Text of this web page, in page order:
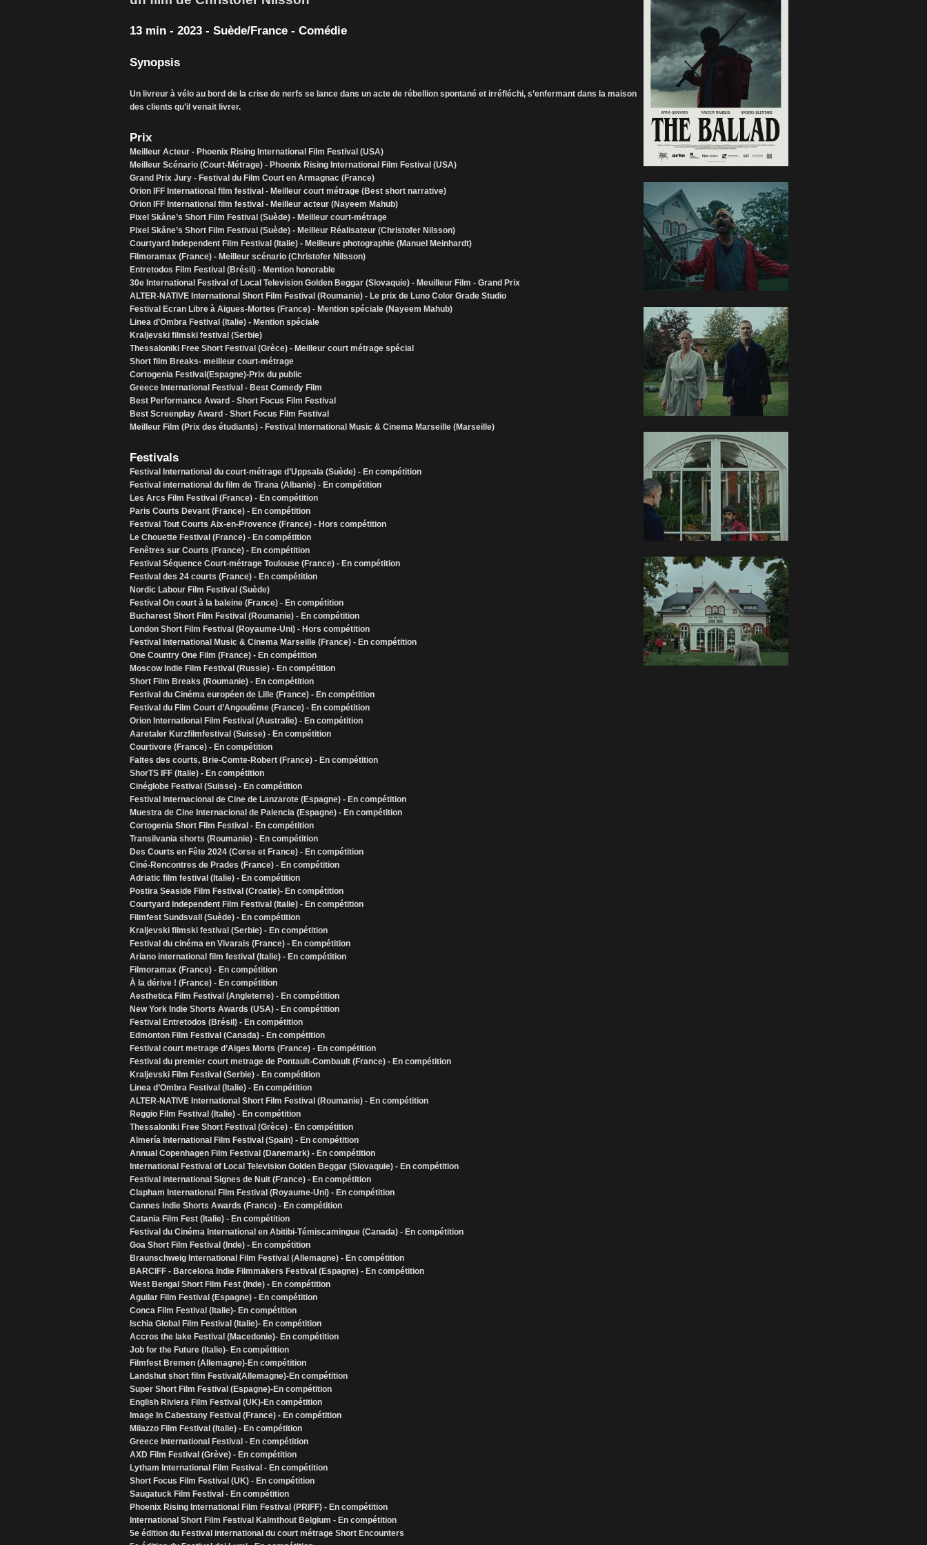
13 min - 2023 - Suède/France - Comédie
Synopsis
Un livreur à vélo au bord de la crise de nerfs se lance dans un acte de rébellion spontané et irréfléchi, s’enfermant dans la maison
des clients qu’il venait livrer.
Prix
Meilleur Acteur - Phoenix Rising International Film Festival (USA)
Meilleur Scénario (Court-Métrage) - Phoenix Rising International Film Festival (USA)
Grand Prix Jury - Festival du Film Court en Armagnac (France)
Orion IFF International film festival - Meilleur court métrage (Best short narrative)
Orion IFF International film festival - Meilleur acteur (Nayeem Mahub)
Pixel Skåne’s Short Film Festival (Suède) - Meilleur court-métrage
Pixel Skåne’s Short Film Festival (Suède) - Meilleur Réalisateur (Christofer Nilsson)
Courtyard Independent Film Festival (Italie) - Meilleure photographie (Manuel Meinhardt)
Filmoramax (France) - Meilleur scénario (Christofer Nilsson)
Entretodos Film Festival (Brésil) - Mention honorable
30e International Festival of Local Television Golden Beggar (Slovaquie) - Meuilleur Film - Grand Prix
ALTER-NATIVE International Short Film Festival (Roumanie) - Le prix de Luno Color Grade Studio
Festival Ecran Libre à Aigues-Mortes (France) - Mention spéciale (Nayeem Mahub)
Linea d’Ombra Festival (Italie) - Mention spéciale
Kraljevski filmski festival (Serbie)
Thessaloniki Free Short Festival (Grèce) - Meilleur court métrage spécial
Short film Breaks- meilleur court-métrage
Cortogenia Festival(Espagne)-Prix du public
Greece International Festival - Best Comedy Film
Best Performance Award - Short Focus Film Festival
Best Screenplay Award - Short Focus Film Festival
Meilleur Film (Prix des étudiants) - Festival International Music & Cinema Marseille (Marseille)
Festivals
Festival International du court-métrage d’Uppsala (Suède) - En compétition
Festival international du film de Tirana (Albanie) - En compétition
Les Arcs Film Festival (France) - En compétition
Paris Courts Devant (France) - En compétition
Festival Tout Courts Aix-en-Provence (France) - Hors compétition
Le Chouette Festival (France) - En compétition
Fenêtres sur Courts (France) - En compétition
Festival Séquence Court-métrage Toulouse (France) - En compétition
Festival des 24 courts (France) - En compétition
Nordic Labour Film Festival (Suède)
Festival On court à la baleine (France) - En compétition
Bucharest Short Film Festival (Roumanie) - En compétition
London Short Film Festival (Royaume-Uni) - Hors compétition
Festival International Music & Cinema Marseille (France) - En compétition
One Country One Film (France) - En compétition
Moscow Indie Film Festival (Russie) - En compétition
Short Film Breaks (Roumanie) - En compétition
Festival du Cinéma européen de Lille (France) - En compétition
Festival du Film Court d’Angoulême (France) - En compétition
Orion International Film Festival (Australie) - En compétition
Aaretaler Kurzfilmfestival (Suisse) - En compétition
Courtivore (France) - En compétition
Faites des courts, Brie-Comte-Robert (France) - En compétition
ShorTS IFF (Italie) - En compétition
Cinéglobe Festival (Suisse) - En compétition
Festival Internacional de Cine de Lanzarote (Espagne) - En compétition
Muestra de Cine Internacional de Palencia (Espagne) - En compétition
Cortogenia Short Film Festival - En compétition
Transilvania shorts (Roumanie) - En compétition
Des Courts en Fête 2024 (Corse et France) - En compétition
Ciné-Rencontres de Prades (France) - En compétition
Adriatic film festival (Italie) - En compétition
Postira Seaside Film Festival (Croatie)- En compétition
Courtyard Independent Film Festival (Italie) - En compétition
Filmfest Sundsvall (Suède) - En compétition
Kraljevski filmski festival (Serbie) - En compétition
Festival du cinéma en Vivarais (France) - En compétition
Ariano international film festival (Italie) - En compétition
Filmoramax (France) - En compétition
À la dérive ! (France) - En compétition
Aesthetica Film Festival (Angleterre) - En compétition
New York Indie Shorts Awards (USA) - En compétition
Festival Entretodos (Brésil) - En compétition
Edmonton Film Festival (Canada) - En compétition
Festival court metrage d’Aiges Morts (France) - En compétition
Festival du premier court metrage de Pontault-Combault (France) - En compétition
Kraljevski Film Festival (Serbie) - En compétition
Linea d’Ombra Festival (Italie) - En compétition
ALTER-NATIVE International Short Film Festival (Roumanie) - En compétition
Reggio Film Festival (Italie) - En compétition
Thessaloniki Free Short Festival (Grèce) - En compétition
Almería International Film Festival (Spain) - En compétition
Annual Copenhagen Film Festival (Danemark) - En compétition
International Festival of Local Television Golden Beggar (Slovaquie) - En compétition
Festival international Signes de Nuit (France) - En compétition
Clapham International Film Festival (Royaume-Uni) - En compétition
Cannes Indie Shorts Awards (France) - En compétition
Catania Film Fest (Italie) - En compétition
Festival du Cinéma International en Abitibi-Témiscamingue (Canada) - En compétition
Goa Short Film Festival (Inde) - En compétition
Braunschweig International Film Festival (Allemagne) - En compétition
BARCIFF - Barcelona Indie Filmmakers Festival (Espagne) - En compétition
West Bengal Short Film Fest (Inde) - En compétition
Aguilar Film Festival (Espagne) - En compétition
Conca Film Festival (Italie)- En compétition
Ischia Global Film Festival (Italie)- En compétition
Accros the lake Festival (Macedonie)- En compétition
Job for the Future (Italie)- En compétition
Filmfest Bremen (Allemagne)-En compétition
Landshut short film Festival(Allemagne)-En compétition
Super Short Film Festival (Espagne)-En compétition
English Riviera Film Festival (UK)-En compétition
Image In Cabestany Festival (France) - En compétition
Milazzo Film Festival (Italie) - En compétition
Greece International Festival - En compétition
AXD Film Festival (Grève) - En compétition
Lytham International Film Festival - En compétition
Short Focus Film Festival (UK) - En compétition
Saugatuck Film Festival - En compétition
Phoenix Rising International Film Festival (PRIFF) - En compétition
International Short Film Festival Kalmthout Belgium - En compétition
5e édition du Festival international du court métrage Short Encounters